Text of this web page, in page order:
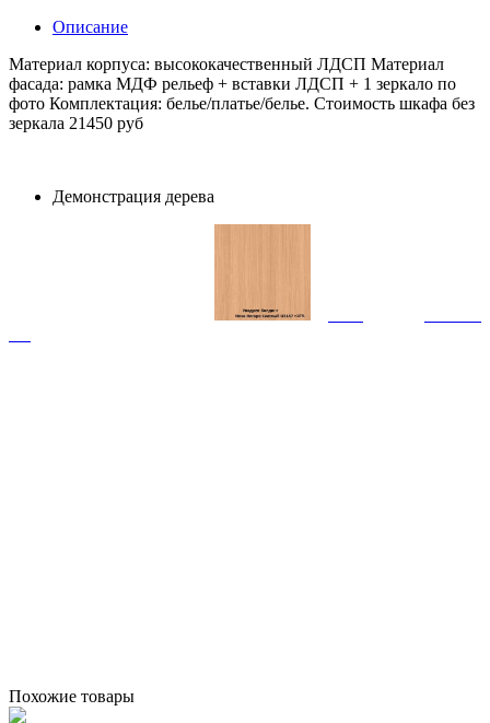
Описание
Материал корпуса: высококачественный ЛДСП Материал
фасада: рамка МДФ рельеф + вставки ЛДСП + 1 зеркало по
фото Комплектация: белье/платье/белье. Cтоимость шкафа без
зеркала 21450 руб
Демонстрация дерева
Похожие товары